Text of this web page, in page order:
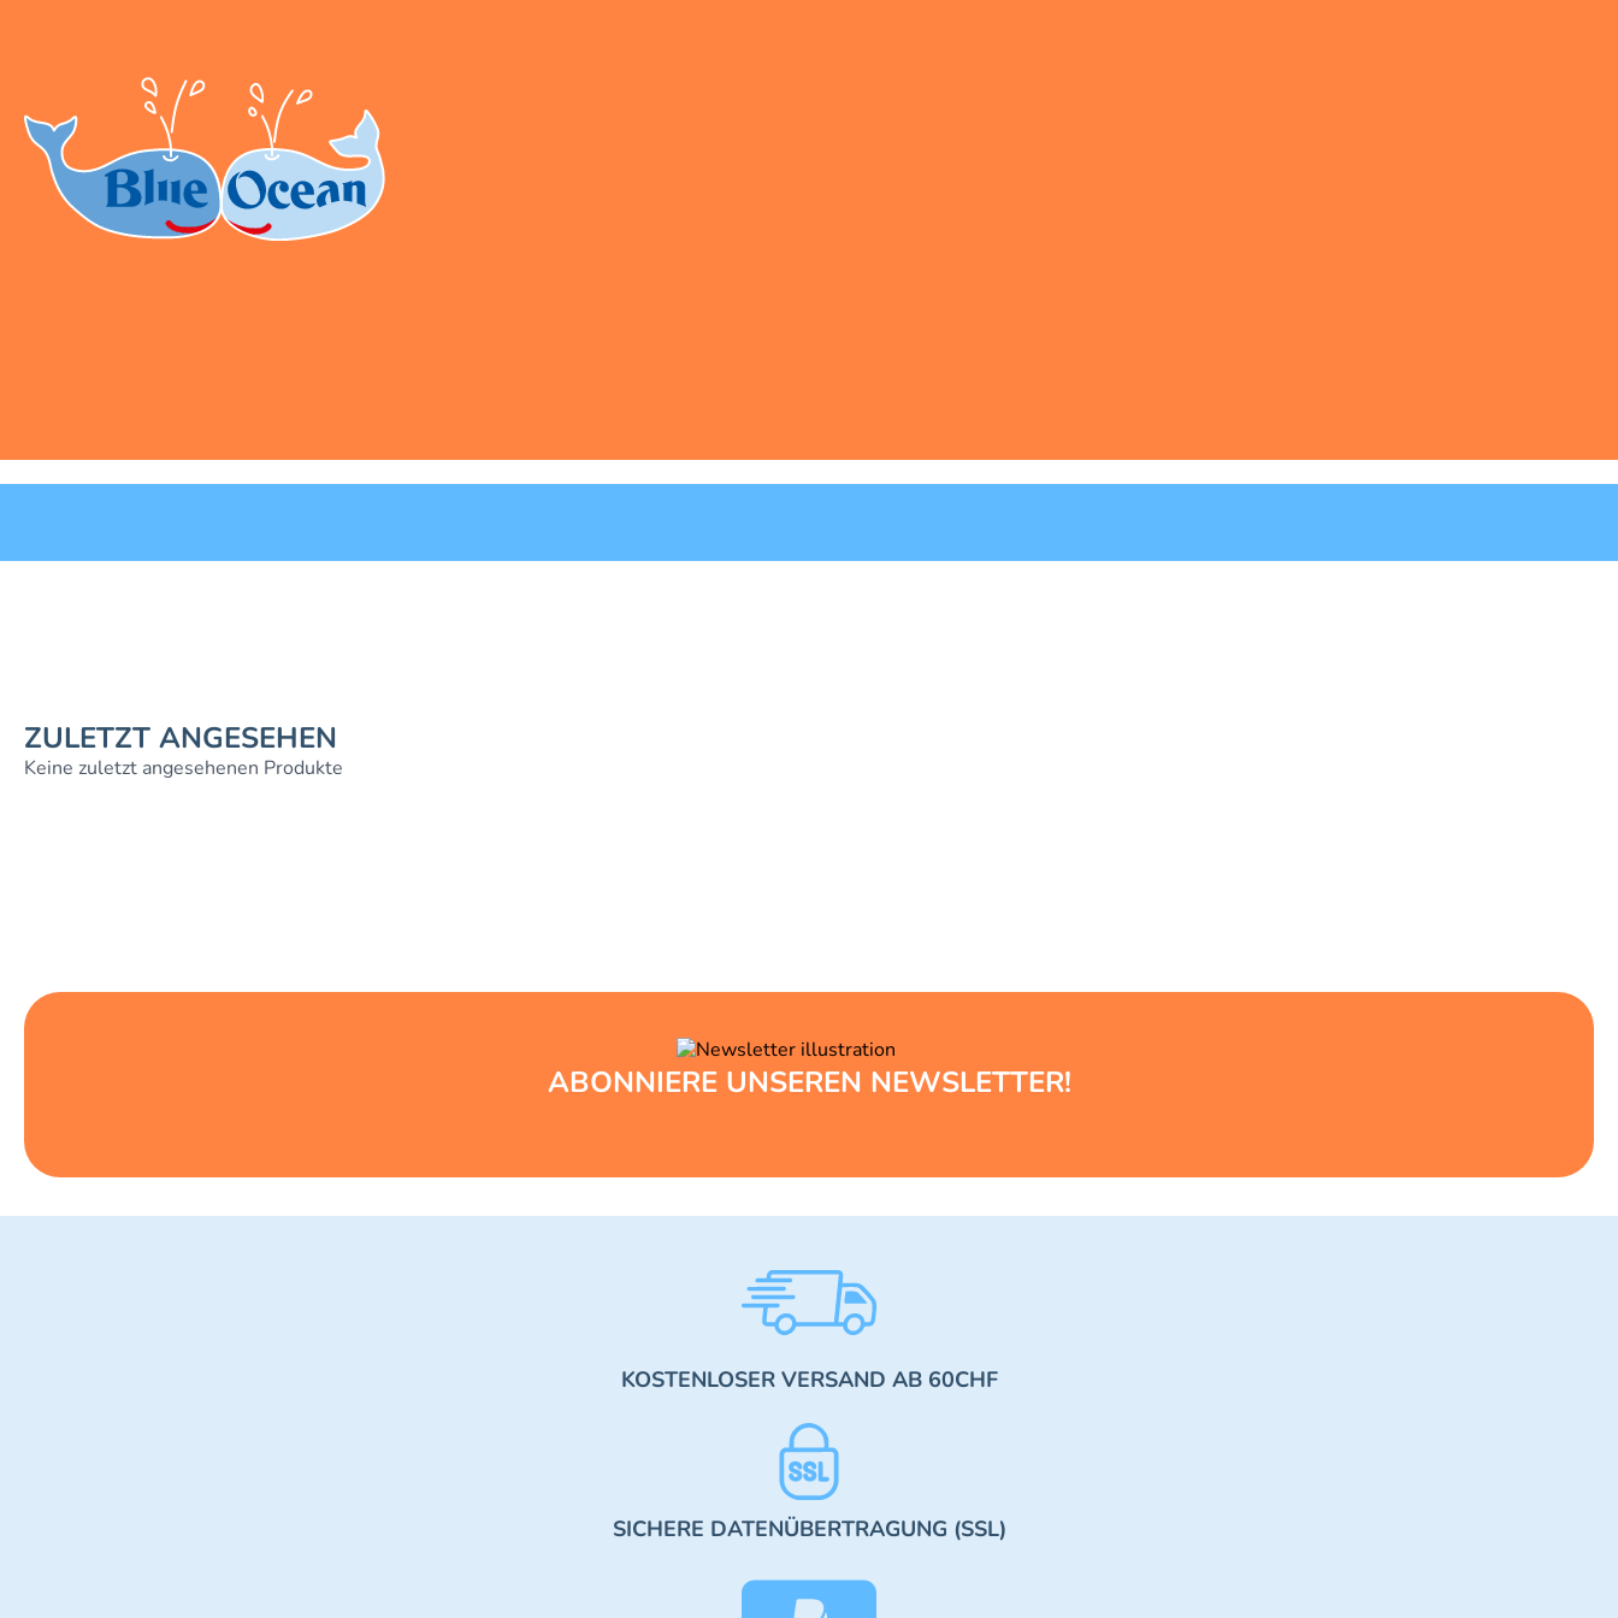
ZULETZT ANGESEHEN
Keine zuletzt angesehenen Produkte
ABONNIERE UNSEREN NEWSLETTER!
KOSTENLOSER VERSAND AB 60CHF
SICHERE DATENÜBERTRAGUNG (SSL)